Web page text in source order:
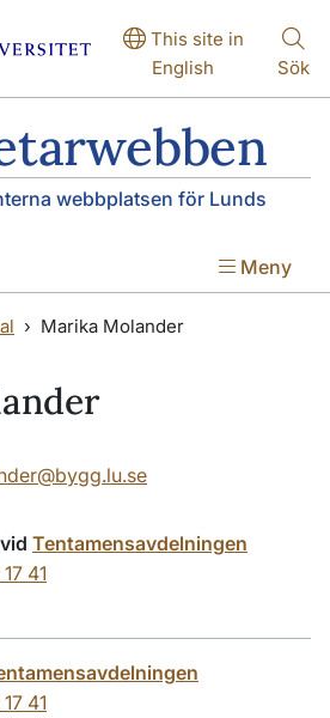
This site in
English
Sök
webbplatsen för Lunds
Meny
Marika Molander
Tentamensavdelningen
41
41